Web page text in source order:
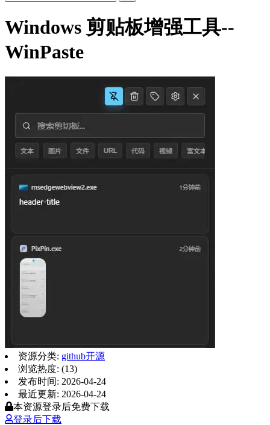
Windows 剪贴板增强工具--
WinPaste
资源分类: github开源
浏览热度: (13)
发布时间: 2026-04-24
最近更新: 2026-04-24
本资源登录后免费下载
登录后下载